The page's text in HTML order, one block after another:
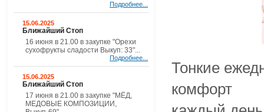
Тонкие
комфорт
Подробнее...
15.06.2025
Ближайший Стоп
16 июня в 21.00 в закупке "Орехи
сухофрукты сладости Выкуп: 33"...
Подробнее...
15.06.2025
Ближайший Стоп
17 июня в 21.00 в закупке "МЁД,
МЕДОВЫЕ КОМПОЗИЦИИ,